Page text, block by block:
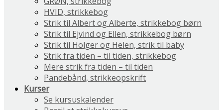
HVID, strikkebog
Strik til Albert og Alberte, strikkebog børn
Strik til Ejvind og Ellen, strikkebog børn
Strik til Holger og Helen, strik til baby
Strik fra tiden – til tiden, strikkebog
Mere strik fra tiden – til tiden
Pandebånd, strikkeopskrift
Kurser
Se kursuskalender